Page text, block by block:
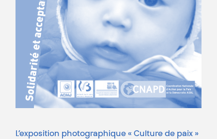
L’exposition photographique « Culture de paix »